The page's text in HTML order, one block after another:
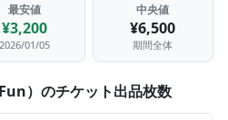
最安値
¥3,200
2026/01/05
中央値
¥6,500
期間全体
）のチケット出品枚数